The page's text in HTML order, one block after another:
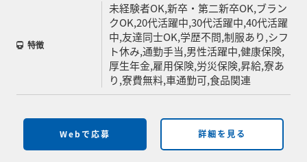
特徴
未経験者OK,新卒・第二新卒OK,ブラン
クOK,20代活躍中,30代活躍中,40代活躍
中,友達同士OK,学歴不問,制服あり,シフ
ト休み,通勤手当,男性活躍中,健康保険,
厚生年金,雇用保険,労災保険,昇給,寮あ
り,寮費無料,車通勤可,食品関連
Webで応募 詳細を見る